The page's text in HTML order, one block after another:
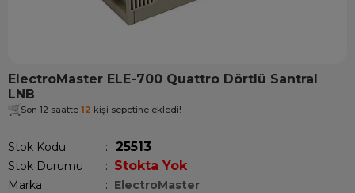
ElectroMaster ELE-700 Quattro Dörtlü Santral
LNB
Son 12 saatte 12 kişi sepetine ekledi!
Stok Kodu 25513
Stok Durumu : Stokta Yok
Marka : ElectroMaster